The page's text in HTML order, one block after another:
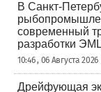
В Санкт-
современный
разработки
10:46 , 06 Августа
Дрейфующая